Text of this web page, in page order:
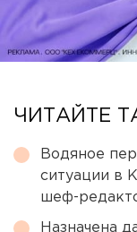
ЧИТАЙТЕ
Водяное
ситуации в
шеф-
Назначена